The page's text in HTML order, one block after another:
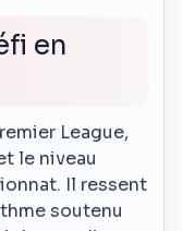
en
League,
le niveau
Il ressent
soutenu